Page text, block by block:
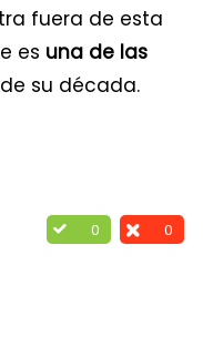
fuera de esta
es una de las
de su década.
0 0